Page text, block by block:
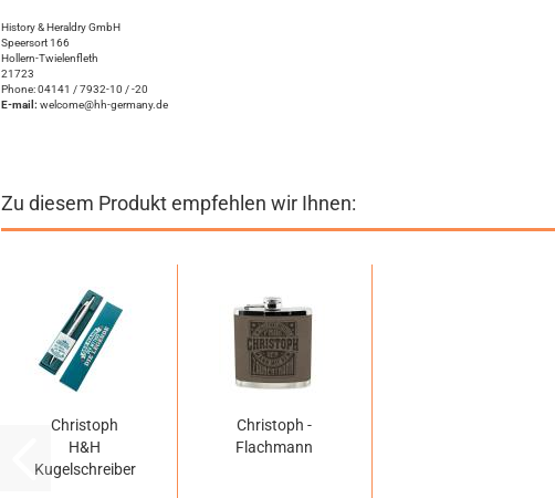
History & Heraldry GmbH
Speersort 166
Hollern-Twielenfleth
21723
Phone: 04141 / 7932-10 / -20
E-mail: welcome@hh-germany.de
Zu diesem Produkt empfehlen wir Ihnen:
Christoph
H&H
Kugelschreiber
Christoph -
Flachmann